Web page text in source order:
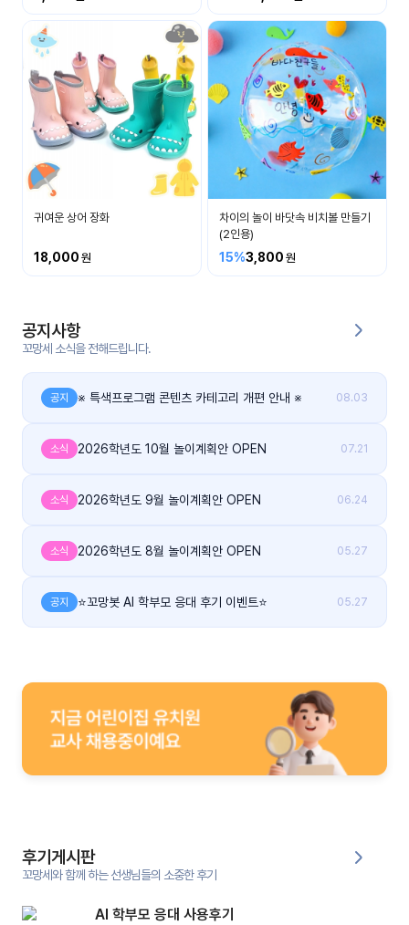
공지
사항
이벤
트
우리
들의
후기
게시
그
귀여운 상어 장화
18,000
차이의 놀이 바닷속 비치볼 만들기
(2인용)
15%3,800
공지사항
꼬망세 소식을 전해드립니다.
공지 ※ 특색프로그램 콘텐츠 카테고리 개편 안내 ※ 08.03
소식 2026학년도 10월 놀이계획안 OPEN 07.21
소식 2026학년도 9월 놀이계획안 OPEN 06.24
소식 2026학년도 8월 놀이계획안 OPEN 05.27
공지 ⭐꼬망봇 AI 학부모 응대 후기 이벤트⭐ 05.27
후기게시판
꼬망세와 함께 하는 선생님들의 소중한 후기
AI 학부모 응대 사용후기